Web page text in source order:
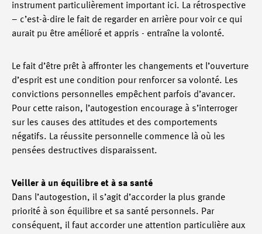
instrument particulièrement important ici. La rétrospective
– c’est-à-dire le fait de regarder en arrière pour voir ce qui
aurait pu être amélioré et appris - entraîne la volonté.
Le fait d’être prêt à affronter les changements et l’ouverture
d’esprit est une condition pour renforcer sa volonté. Les
convictions personnelles empêchent parfois d’avancer.
Pour cette raison, l’autogestion encourage à s’interroger
sur les causes des attitudes et des comportements
négatifs. La réussite personnelle commence là où les
pensées destructives disparaissent.
Veiller à un équilibre et à sa santé
Dans l’autogestion, il s’agit d’accorder la plus grande
priorité à son équilibre et sa santé personnels. Par
conséquent, il faut accorder une attention particulière aux